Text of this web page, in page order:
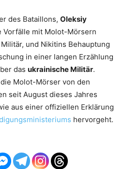
des Bataillons, Oleksiy
Vorfälle mit Molot-Mörsern
und Nikitins Behauptung
in einer langen Erzählung
das ukrainische Militär.
Molot-Mörser von den
seit August dieses Jahres
aus einer offiziellen Erklärung
hervorgeht.